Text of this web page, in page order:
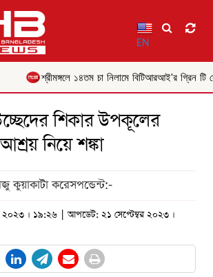
EN
শ্রীমঙ্গলে ১৪তম চা নিলামে বিটিআরআই'র গ্রিন টি
শিকার উপকূলের
নিয়ে শঙ্কা
করেসপন্ডেন্ট:-
২০২৩ । ১৯:২৬ | আপডেট: ২১ সেপ্টেম্বর ২০২৩ ।